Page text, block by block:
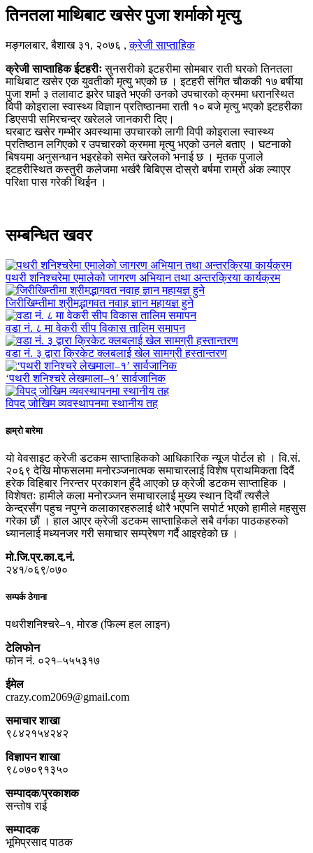
तिनतला माथिबाट खसेर पुजा शर्माको मृत्यु
मङ्गलबार, बैशाख ३१, २०७६ ,क्रेजी साप्ताहिक
क्रेजी साप्ताहिक ईटहरीःसुनसरीको इटहरीमा सोमबार राती घरको तिनतला
माथिबाट खसेर एक युवतीको मृत्यु भएको छ । इटहरी संगित चौककी १७ बर्षीया
पुजा शर्मा ३ तलावाट झरेर घाइते भएकी उनको उपचारको क्रममा धरानस्थित
विपी कोइराला स्वास्थ्य विज्ञान प्रतिष्ठानमा राती १० बजे मृत्यु भएको इटहरीका
डिएसपी समिरचन्द्र खरेलले जानकारी दिए।
घरबाट खसेर गम्भीर अवस्थामा उपचारको लागी विपी कोइराला स्वास्थ्य
प्रतिष्ठान लगिएको र उपचारको क्रममा मृत्यु भएको उनले बताए । घटनाको
बिषयमा अनुसन्धान भइरहेको समेत खरेलको भनाई छ । मृतक पुजाले
इटहरीस्थित कस्तुरी कलेजमा भर्खरै बिबिएस दोस्रो बर्षमा राम्रो अंक ल्याएर
परिक्षा पास गरेकी थिईन ।
सम्बन्धित खवर
पथरी शनिश्चरेमा एमालेको जागरण अभियान तथा अन्तरक्रिया कार्यक्रम
जिरीखिम्तीमा श्रीमद्भागवत नवाह ज्ञान महायज्ञ हुने
वडा नं. ८ मा वेकरी सीप विकास तालिम समापन
वडा नं. ३ द्वारा क्रिकेट क्लबलाई खेल सामग्री हस्तान्तरण
‘पथरी शनिश्चरे लेखमाला–१’ सार्वजानिक
विपद् जोखिम व्यवस्थापनमा स्थानीय तह
हाम्रो बारेमा
यो वेवसाइट क्रेजी डटकम साप्ताहिकको आधिकारिक न्यूज पोर्टल हो । वि.सं.
२०६९ देखि मोफसलमा मनोरञ्जनात्मक समाचारलाई विशेष प्राथमिकता दिदैं
हरेक विहिबार निरन्तर प्रकाशन हुँदै आएको छ क्रेजी डटकम साप्ताहिक ।
विशेषतः हामीले कला मनोरञ्जन समाचारलाई मुख्य स्थान दियौं त्यसैले
केन्द्रसँग पहुच नपुग्ने कलाकारहरुलाई थोरै भएपनि सपोर्ट भएको हामीले महसुस
गरेका छौं । हाल आएर क्रेजी डटकम साप्ताहिकले सबै वर्गका पाठकहरुको
ध्यानलाई मध्यनजर गरी समाचार सम्प्रेषण गर्दै आइरहेको छ ।
मो.जि.प्र.का.द.नं.
२४१/०६९/०७०
सम्पर्क ठेगाना
पथरीशनिश्चरे–१, मोरङ (फिल्म हल लाइन)
टेलिफोन
फोन नं. ०२१–५५५३१७
ईमेल
crazy.com2069@gmail.com
समाचार शाखा
९८४२१५४२४२
विज्ञापन शाखा
९८०७०९१३५०
सम्पादक/प्रकाशक
सन्तोष राई
सम्पादक
भूमिप्रसाद पाठक